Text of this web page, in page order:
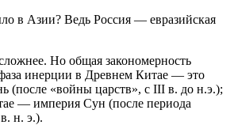
в Азии? Ведь Россия — евразийская
Но общая закономерность
инерции в Древнем Китае — это
(после «войны царств», с III в. до н.э.);
— империя Сун (после периода
н. э.).